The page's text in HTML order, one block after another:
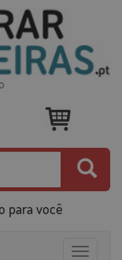
para você
Toggle